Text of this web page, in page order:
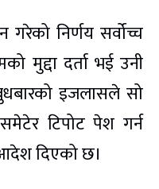
निर्णय सर्वोच्च
मुद्दा दर्ता भई उनी
इजलासले सो
टिपोट पेश गर्न
दिएको छ।